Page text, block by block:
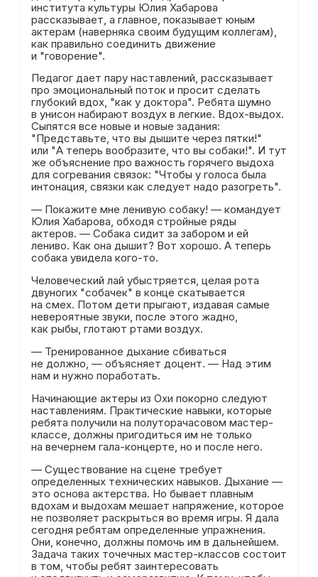
института культуры Юлия Хабарова
рассказывает, а главное, показывает юным
актерам (наверняка своим будущим коллегам),
как правильно соединить движение
и "говорение".
Педагог дает пару наставлений, рассказывает
про эмоциональный поток и просит сделать
глубокий вдох, "как у доктора". Ребята шумно
в унисон набирают воздух в легкие. Вдох-выдох.
Сыпятся все новые и новые задания:
"Представьте, что вы дышите через пятки!"
или "А теперь вообразите, что вы собаки!". И тут
же объяснение про важность горячего выдоха
для согревания связок: "Чтобы у голоса была
интонация, связки как следует надо разогреть".
— Покажите мне ленивую собаку! — командует
Юлия Хабарова, обходя стройные ряды
актеров. — Собака сидит за забором и ей
лениво. Как она дышит? Вот хорошо. А теперь
собака увидела кого-то.
Человеческий лай убыстряется, целая рота
двуногих "собачек" в конце скатывается
на смех. Потом дети прыгают, издавая самые
невероятные звуки, после этого жадно,
как рыбы, глотают ртами воздух.
— Тренированное дыхание сбиваться
не должно, — объясняет доцент. — Над этим
нам и нужно поработать.
Начинающие актеры из Охи покорно следуют
наставлениям. Практические навыки, которые
ребята получили на полуторачасовом мастер-
классе, должны пригодиться им не только
на вечернем гала-концерте, но и после него.
— Существование на сцене требует
определенных технических навыков. Дыхание —
это основа актерства. Но бывает плавным
вдохам и выдохам мешает напряжение, которое
не позволяет раскрыться во время игры. Я дала
сегодня ребятам определенные упражнения.
Они, конечно, должны помочь им в дальнейшем.
Задача таких точечных мастер-классов состоит
в том, чтобы ребят заинтересовать